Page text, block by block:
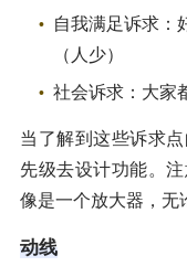
自我满足诉求：
（人少）
社会诉求：大家
当了解到这些诉求
先级去设计功能。
像是一个放大器，无
动线